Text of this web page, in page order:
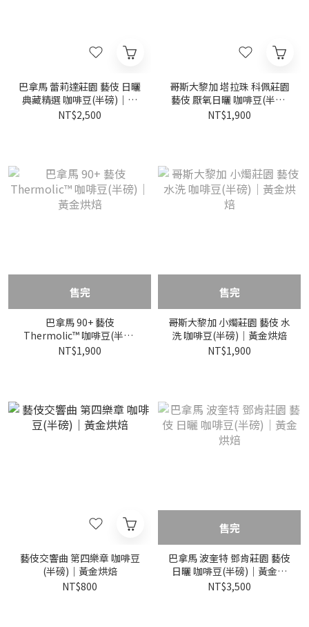
巴拿馬 蕾莉達莊園 藝伎 日曬
典藏精選 咖啡豆(半磅)｜黃
金烘焙
NT$2,500
哥斯大黎加 塔拉珠 科佩莊園
藝伎 厭氧日曬 咖啡豆(半磅)
｜黃金烘焙
NT$1,900
售完
巴拿馬 90+ 藝伎
Thermolic™ 咖啡豆(半磅)
｜黃金烘焙
NT$1,900
售完
哥斯大黎加 小燭莊園 藝伎 水
洗 咖啡豆(半磅)｜黃金烘焙
NT$1,900
藝伎交響曲 第四樂章 咖啡豆
(半磅)｜黃金烘焙
NT$800
售完
巴拿馬 波奎特 鄧肯莊園 藝伎
日曬 咖啡豆(半磅)｜黃金烘
焙
NT$3,500